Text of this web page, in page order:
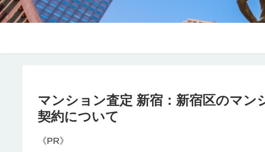
マンション査定 新宿：新宿区のマン
契約について
《PR》